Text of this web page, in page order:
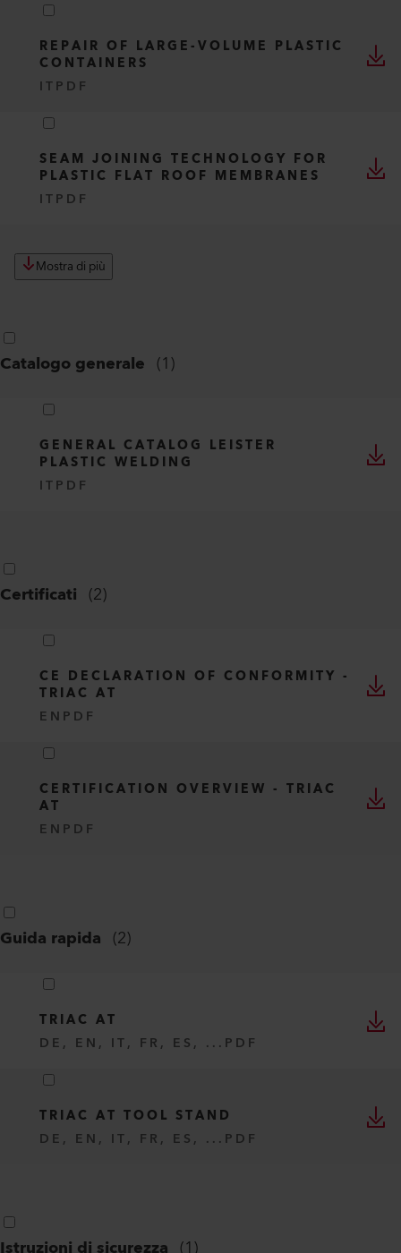
REPAIR OF LARGE-VOLUME PLASTIC
CONTAINERS
ITPDF
SEAM JOINING TECHNOLOGY FOR
PLASTIC FLAT ROOF MEMBRANES
ITPDF
Mostra di più
Catalogo generale (1)
GENERAL CATALOG LEISTER
PLASTIC WELDING
ITPDF
Certificati (2)
CE DECLARATION OF CONFORMITY -
TRIAC AT
EN PDF
CERTIFICATION OVERVIEW - TRIAC
AT
EN PDF
Guida rapida (2)
TRIAC AT
DE, EN, IT, FR, ES, ... PDF
TRIAC AT TOOL STAND
DE, EN, IT, FR, ES, ... PDF